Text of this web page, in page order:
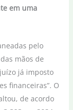
em uma
pelo
mãos de
já imposto
financeiras”. O
de acordo